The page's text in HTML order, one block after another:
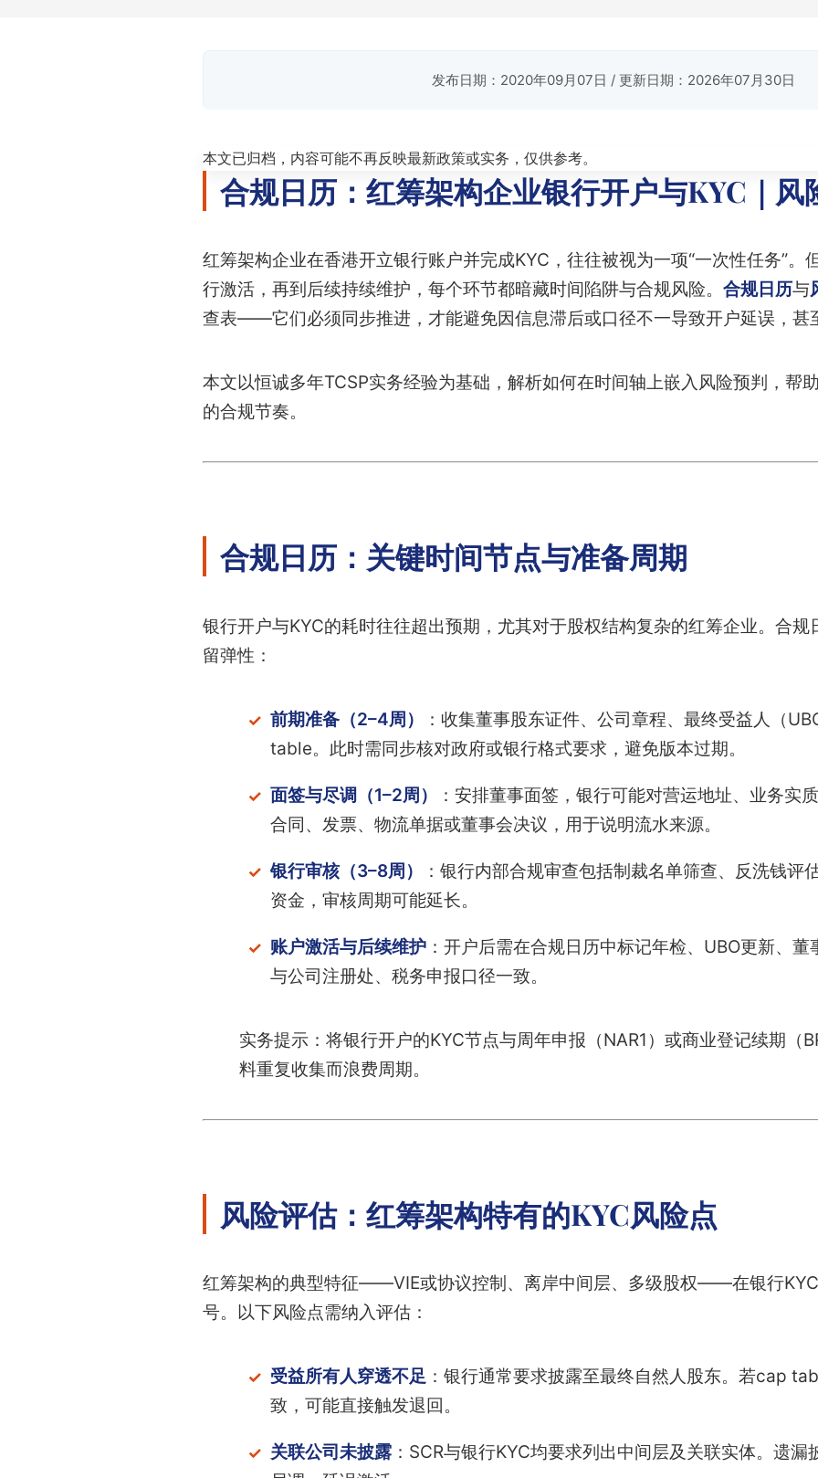
发布日期：2020年09月07日 / 更新日期：2026年07月30日
本文已归档，内容可能不再反映最新政策或实务，仅供参考。
合规日历：红筹架构企业银行开户与KYC｜风
红筹架构企业在香港开立银行账户并完成KYC，往往被视为一项“一次性任务”。
行激活，再到后续持续维护，每个环节都暗藏时间陷阱与合规风险。 合规日历与
查表——它们必须同步推进，才能避免因信息滞后或口径不一导致开户延误，甚
本文以恒诚多年TCSP实务经验为基础，解析如何在时间轴上嵌入风险预判，帮
的合规节奏。
合规日历：关键时间节点与准备周期
银行开户与KYC的耗时往往超出预期，尤其对于股权结构复杂的红筹企业。合
留弹性：
前期准备（2–4周）
：收集董事股东证件、公司章程、最终受益人（
table。此时需同步核对政府或银行格式要求，避免版本过期。
面签与尽调（1–2周）
：安排董事面签，银行可能对营运地址、业务实
合同、发票、物流单据或董事会决议，用于说明流水来源。
银行审核（3–8周）
：银行内部合规审查包括制裁名单筛查、反洗钱评
资金，审核周期可能延长。
账户激活与后续维护：开户后需在合规日历中标记年检、UBO更新、
与公司注册处、税务申报口径一致。
实务提示：将银行开户的KYC节点与周年申报（NAR1）或商业登记续期（
料重复收集而浪费周期。
风险评估：红筹架构特有的KYC风险点
红筹架构的典型特征——VIE或协议控制、离岸中间层、多级股权——在银行KYC
号。以下风险点需纳入评估：
受益所有人穿透不足：银行通常要求披露至最终自然人股东。若cap
致，可能直接触发退回。
关联公司未披露：SCR与银行KYC均要求列出中间层及关联实体。遗漏